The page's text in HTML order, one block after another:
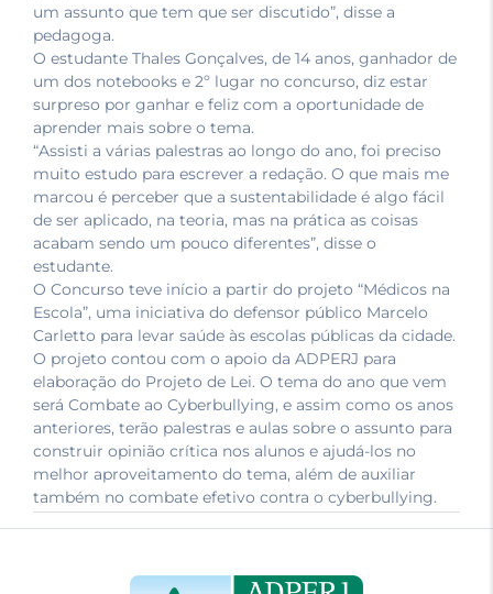
um assunto que tem que ser discutido”, disse a
pedagoga.
O estudante Thales Gonçalves, de 14 anos, ganhador de
um dos notebooks e 2º lugar no concurso, diz estar
surpreso por ganhar e feliz com a oportunidade de
aprender mais sobre o tema.
“Assisti a várias palestras ao longo do ano, foi preciso
muito estudo para escrever a redação. O que mais me
marcou é perceber que a sustentabilidade é algo fácil
de ser aplicado, na teoria, mas na prática as coisas
acabam sendo um pouco diferentes”, disse o
estudante.
O Concurso teve início a partir do projeto “Médicos na
Escola”, uma iniciativa do defensor público Marcelo
Carletto para levar saúde às escolas públicas da cidade.
O projeto contou com o apoio da ADPERJ para
elaboração do Projeto de Lei. O tema do ano que vem
será Combate ao Cyberbullying, e assim como os anos
anteriores, terão palestras e aulas sobre o assunto para
construir opinião crítica nos alunos e ajudá-los no
melhor aproveitamento do tema, além de auxiliar
também no combate efetivo contra o cyberbullying.